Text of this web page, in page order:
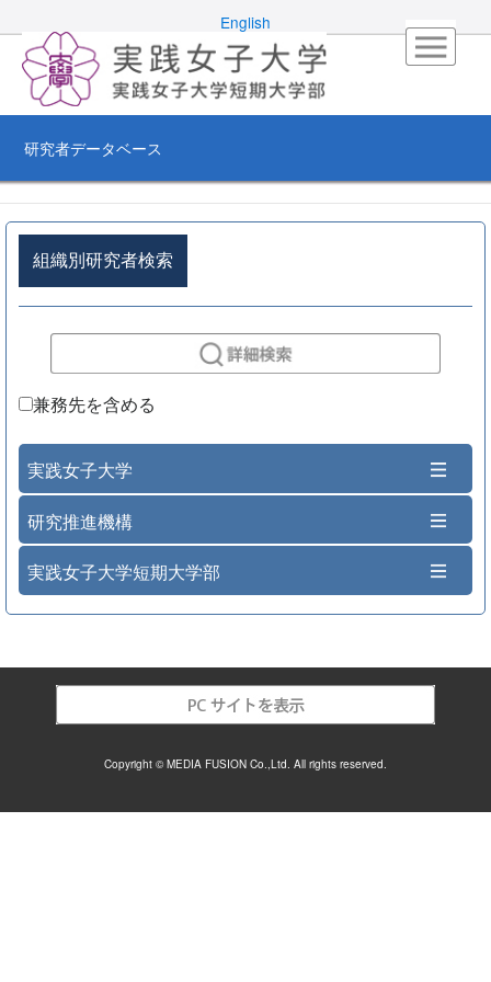
English
研究者データベース
組織別研究者検索
兼務先を含める
実践女子大学
研究推進機構
実践女子大学短期大学部
Copyright © MEDIA FUSION Co.,Ltd. All rights reserved.